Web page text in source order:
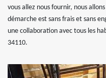
vous allez nous fournir, nous
démarche est sans frais et sans
une collaboration avec tous les
34110.